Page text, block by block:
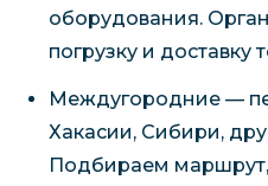
оборудования.
погрузку и доставку
Междугородние —
Хакасии, Сибири,
Подбираем